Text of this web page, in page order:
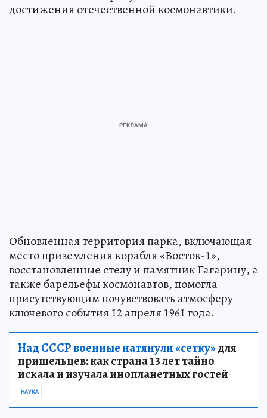
достижения отечественной космонавтики.
Обновленная территория парка, включающая
место приземления корабля «Восток-1»,
восстановленные стелу и памятник Гагарину, а
также барельефы космонавтов, помогла
присутствующим почувствовать атмосферу
ключевого события 12 апреля 1961 года.
Над СССР военные натянули «сетку»для
пришельцев: как страна 13 лет тайно
искала и изучала инопланетных гостей
НАУКА